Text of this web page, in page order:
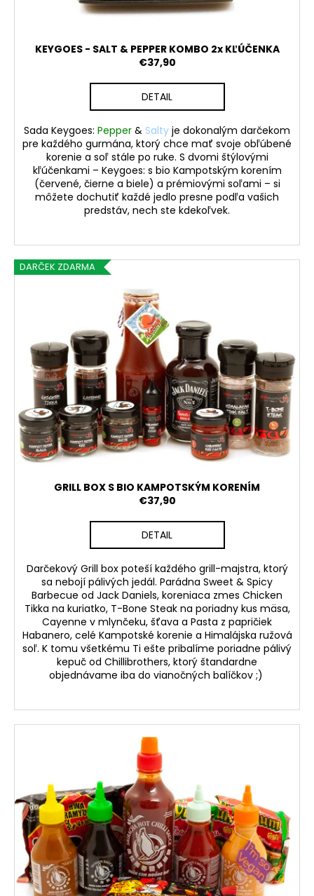
KEYGOES - SALT & PEPPER KOMBO 2x KĽÚČENKA
€37,90
DETAIL
Sada Keygoes: Pepper & Salty je dokonalým darčekom
pre každého gurmána, ktorý chce mať svoje obľúbené
korenie a soľ stále po ruke. S dvomi štýlovými
kľúčenkami – Keygoes: s bio Kampotským korením
(červené, čierne a biele) a prémiovými soľami – si
môžete dochutiť každé jedlo presne podľa vašich
predstáv, nech ste kdekoľvek.
DARČEK ZDARMA
GRILL BOX S BIO KAMPOTSKÝM KORENÍM
€37,90
DETAIL
Darčekový Grill box poteší každého grill-majstra, ktorý
sa nebojí pálivých jedál. Parádna Sweet & Spicy
Barbecue od Jack Daniels, koreniaca zmes Chicken
Tikka na kuriatko, T-Bone Steak na poriadny kus mäsa,
Cayenne v mlynčeku, šťava a Pasta z papričiek
Habanero, celé Kampotské korenie a Himalájska ružová
soľ. K tomu všetkému Ti ešte pribalíme poriadne pálivý
kepuč od Chillibrothers, ktorý štandardne
objednávame iba do vianočných balíčkov ;)